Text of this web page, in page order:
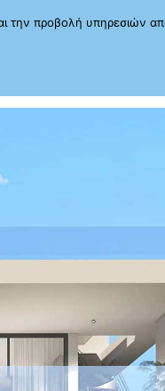
την προβολή υπηρεσιών